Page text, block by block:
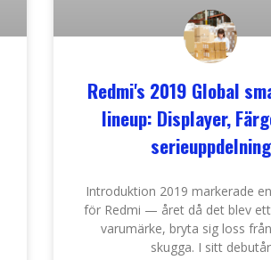
Redmi's 2019 Global
lineup: Displayer,
serieuppdelning
Introduktion 2019 markerade
för Redmi — året då det blev
varumärke, bryta sig loss
skugga. I sitt debutår